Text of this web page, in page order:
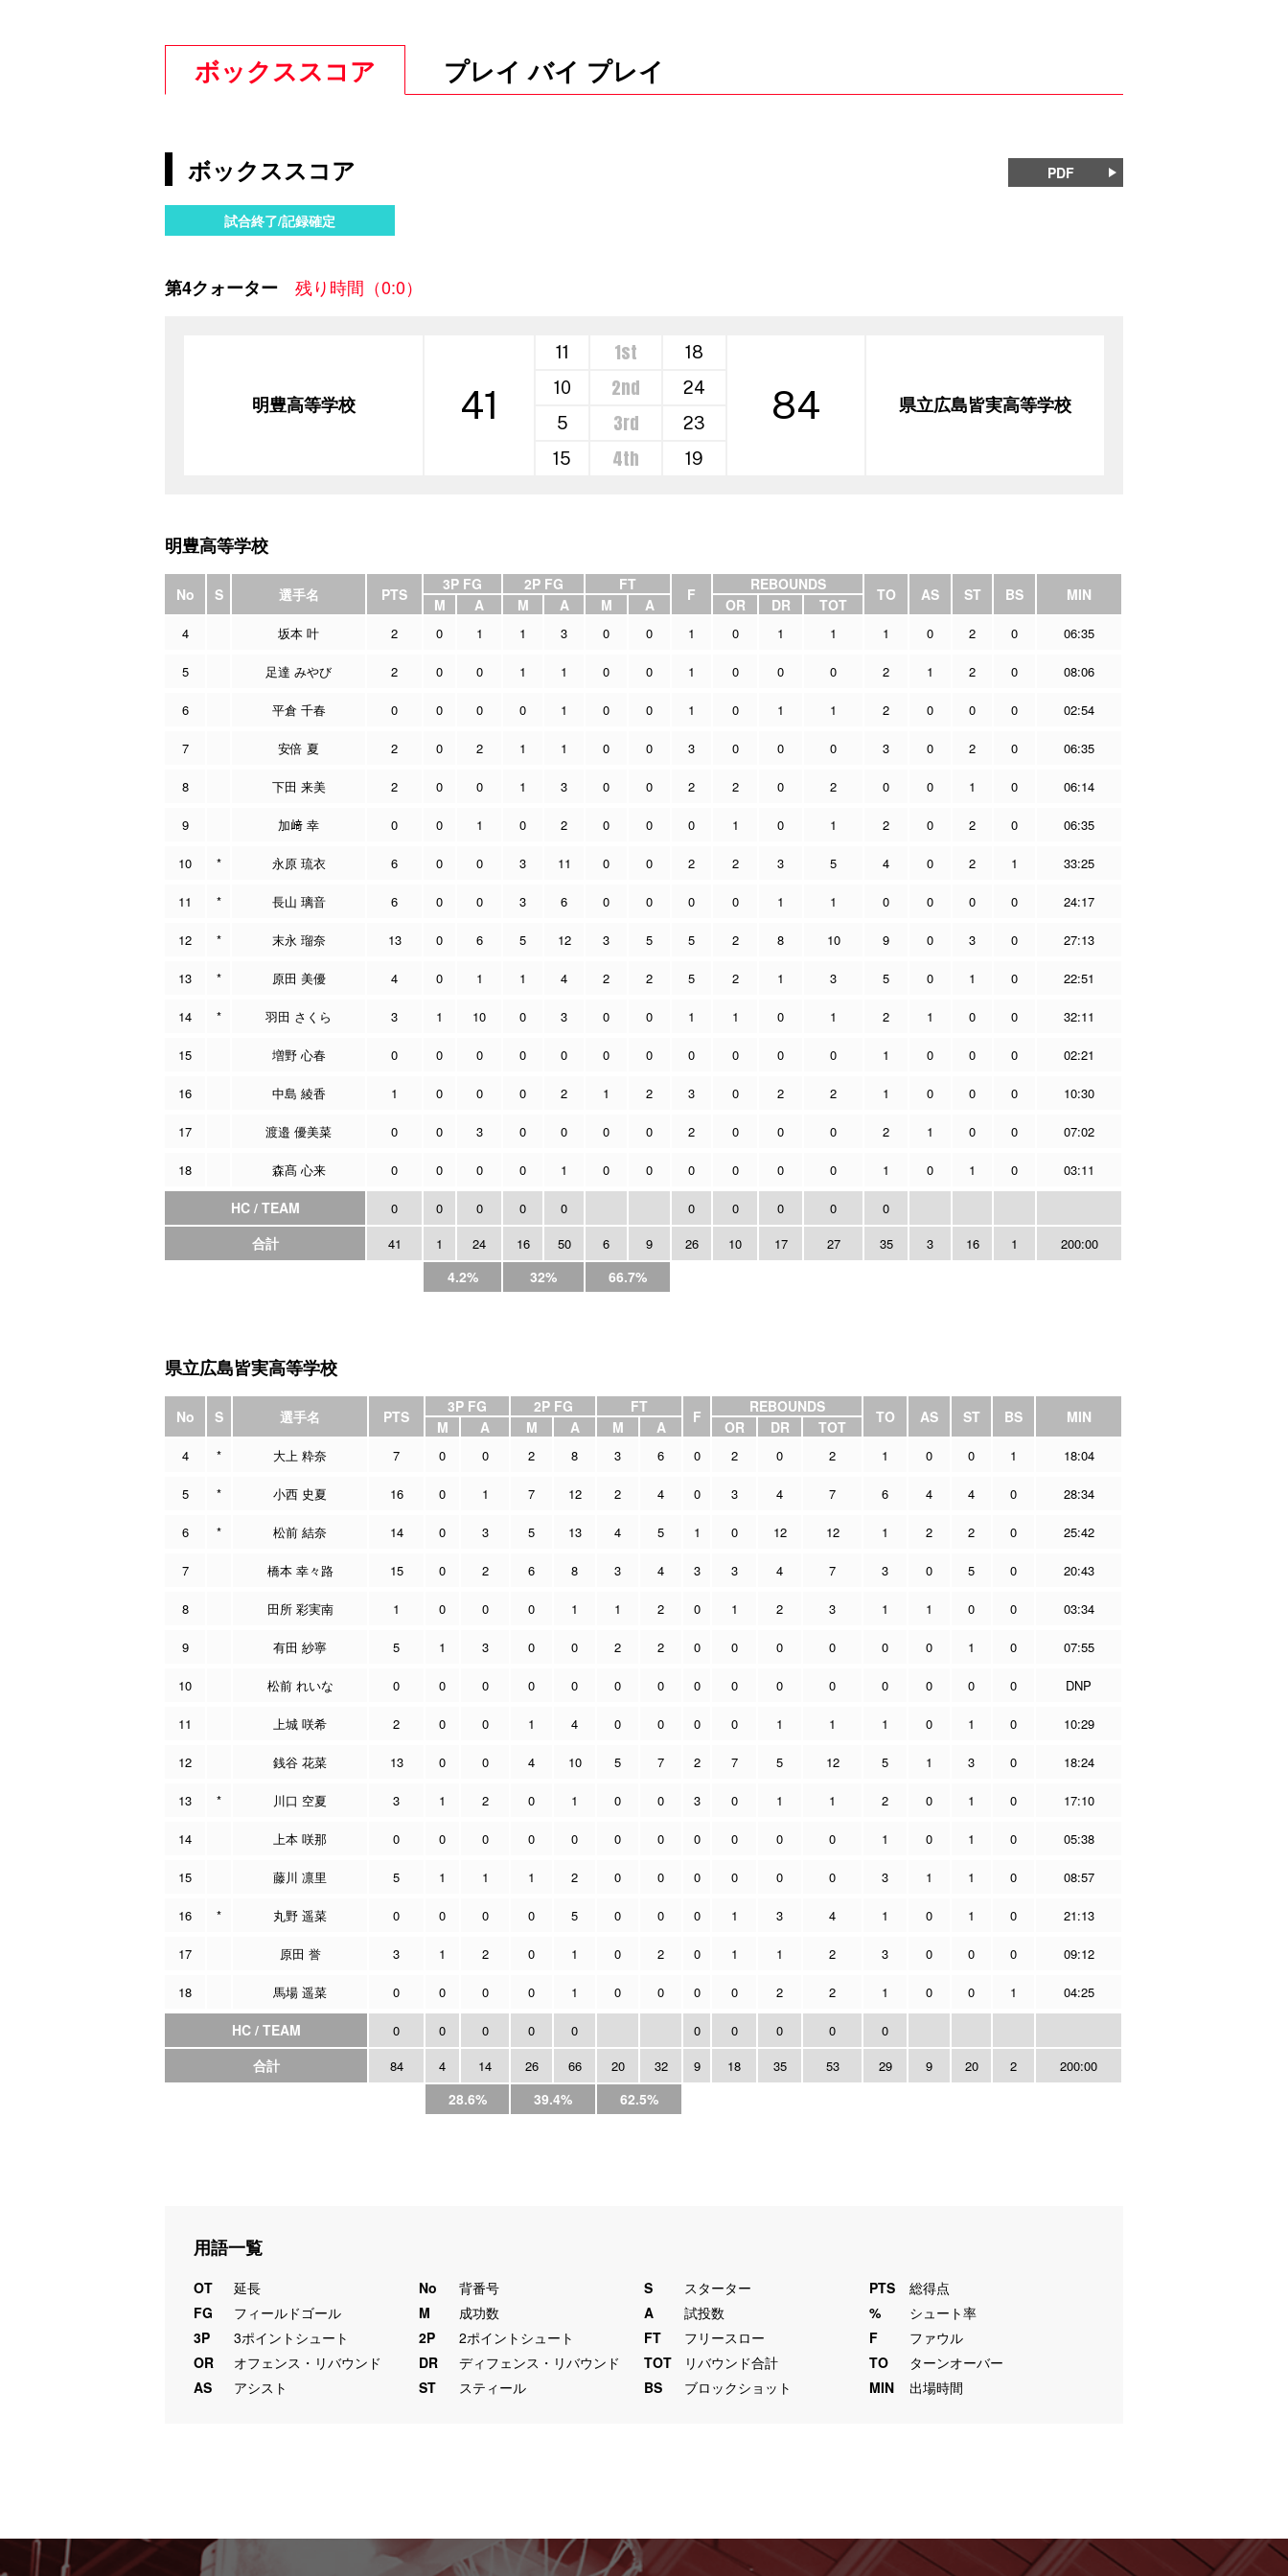
ボックススコア プレイ バイ プレイ
ボックススコア PDF
試合終了/記録確定
第4クォーター 残り時間（0:0）
明豊高等学校 41
11 1st 18
84 県立広島皆実高等学校
10 2nd
24
5
3rd
23
15
4th 19
明豊高等学校
No S 選手名 PTS
3P FG 2P FG FT
F
REBOUNDS
TO AS ST BS MIN
M A M A M A OR DR TOT
4 坂本 叶 2 0 1 1 3 0 0 1 0 1 1 1 0 2 0 06:35
5 足達 みやび 2 0 0 1 1 0 0 1 0 0 0 2 1 2 0 08:06
6 平倉 千春 0 0 0 0 1 0 0 1 0 1 1 2 0 0 0 02:54
7 安倍 夏 2 0 2 1 1 0 0 3 0 0 0 3 0 2 0 06:35
8 下田 来美 2 0 0 1 3 0 0 2 2 0 2 0 0 1 0 06:14
9 加﨑 幸 0 0 1 0 2 0 0 0 1 0 1 2 0 2 0 06:35
10 * 永原 琉衣 6 0 0 3 11 0 0 2 2 3 5 4 0 2 1 33:25
11 * 長山 璃音 6 0 0 3 6 0 0 0 0 1 1 0 0 0 0 24:17
12 * 末永 瑠奈 13 0 6 5 12 3 5 5 2 8 10 9 0 3 0 27:13
13 * 原田 美優 4 0 1 1 4 2 2 5 2 1 3 5 0 1 0 22:51
14 * 羽田 さくら 3 1 10 0 3 0 0 1 1 0 1 2 1 0 0 32:11
15 増野 心春 0 0 0 0 0 0 0 0 0 0 0 1 0 0 0 02:21
16 中島 綾香 1 0 0 0 2 1 2 3 0 2 2 1 0 0 0 10:30
17 渡邉 優美菜 0 0 3 0 0 0 0 2 0 0 0 2 1 0 0 07:02
18 森髙 心来 0 0 0 0 1 0 0 0 0 0 0 1 0 1 0 03:11
HC / TEAM 0 0 0 0 0 0 0 0 0 0
合計 41 1 24 16 50 6 9 26 10 17 27 35 3 16 1 200:00
4.2% 32% 66.7%
県立広島皆実高等学校
No S 選手名 PTS
3P FG 2P FG FT
F
REBOUNDS
TO AS ST BS MIN
M A M A M A OR DR TOT
4 * 大上 粋奈 7 0 0 2 8 3 6 0 2 0 2 1 0 0 1 18:04
5 * 小西 史夏 16 0 1 7 12 2 4 0 3 4 7 6 4 4 0 28:34
6 * 松前 結奈 14 0 3 5 13 4 5 1 0 12 12 1 2 2 0 25:42
7 橋本 幸々路 15 0 2 6 8 3 4 3 3 4 7 3 0 5 0 20:43
8 田所 彩実南 1 0 0 0 1 1 2 0 1 2 3 1 1 0 0 03:34
9 有田 紗寧 5 1 3 0 0 2 2 0 0 0 0 0 0 1 0 07:55
10 松前 れいな 0 0 0 0 0 0 0 0 0 0 0 0 0 0 0 DNP
11 上城 咲希 2 0 0 1 4 0 0 0 0 1 1 1 0 1 0 10:29
12 銭谷 花菜 13 0 0 4 10 5 7 2 7 5 12 5 1 3 0 18:24
13 * 川口 空夏 3 1 2 0 1 0 0 3 0 1 1 2 0 1 0 17:10
14 上本 咲那 0 0 0 0 0 0 0 0 0 0 0 1 0 1 0 05:38
15 藤川 凛里 5 1 1 1 2 0 0 0 0 0 0 3 1 1 0 08:57
16 * 丸野 遥菜 0 0 0 0 5 0 0 0 1 3 4 1 0 1 0 21:13
17 原田 誉 3 1 2 0 1 0 2 0 1 1 2 3 0 0 0 09:12
18 馬場 遥菜 0 0 0 0 1 0 0 0 0 2 2 1 0 0 1 04:25
HC / TEAM 0 0 0 0 0 0 0 0 0 0
合計 84 4 14 26 66 20 32 9 18 35 53 29 9 20 2 200:00
28.6% 39.4% 62.5%
用語一覧
OT 延長 No 背番号 S スターター PTS
総得点
FG
フィールドゴール M 成功数 A 試投数 %
シュート率
3P
3ポイントシュート 2P 2ポイントシュート FT フリースロー F
ファウル
OR
オフェンス・リバウンド DR ディフェンス・リバウンド TOT リバウンド合計 TO
ターンオーバー
AS
アシスト ST スティール BS ブロックショット MIN 出場時間